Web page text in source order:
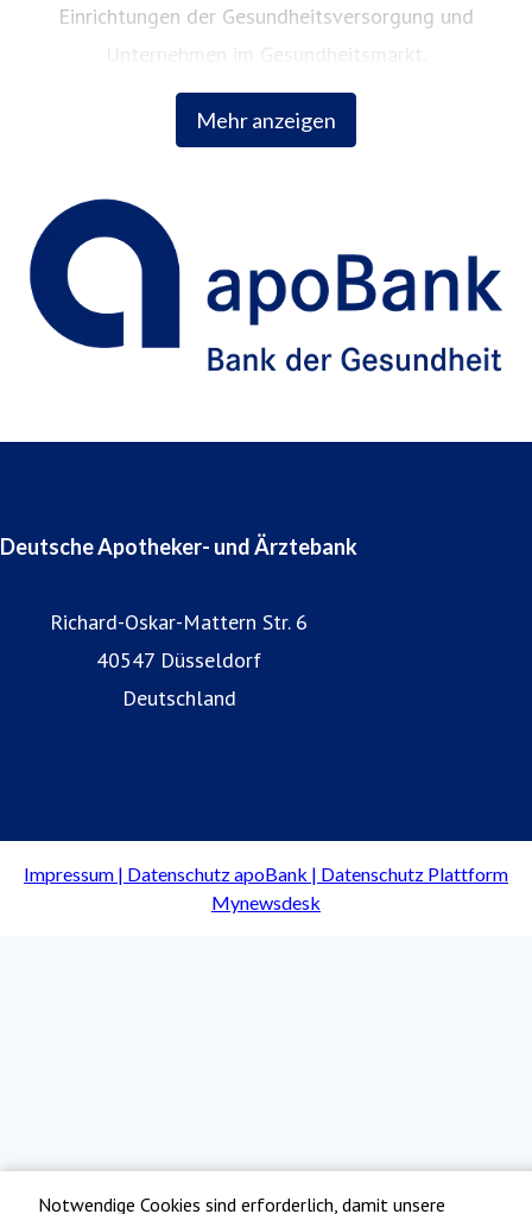
Notwendige Cookies sind erforderlich, damit unsere
Mehr anzeigen
Einrichtungen der Gesundheitsversorgung und
Unternehmen im Gesundheitsmarkt.
Deutsche Apotheker- und Ärztebank
Richard-Oskar-Mattern Str. 6
40547 Düsseldorf
Deutschland